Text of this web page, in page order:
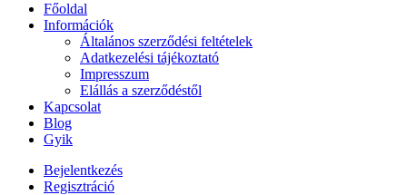
Főoldal
Információk
Általános szerződési feltételek
Adatkezelési tájékoztató
Impresszum
Elállás a szerződéstől
Kapcsolat
Blog
Gyik
Bejelentkezés
Regisztráció